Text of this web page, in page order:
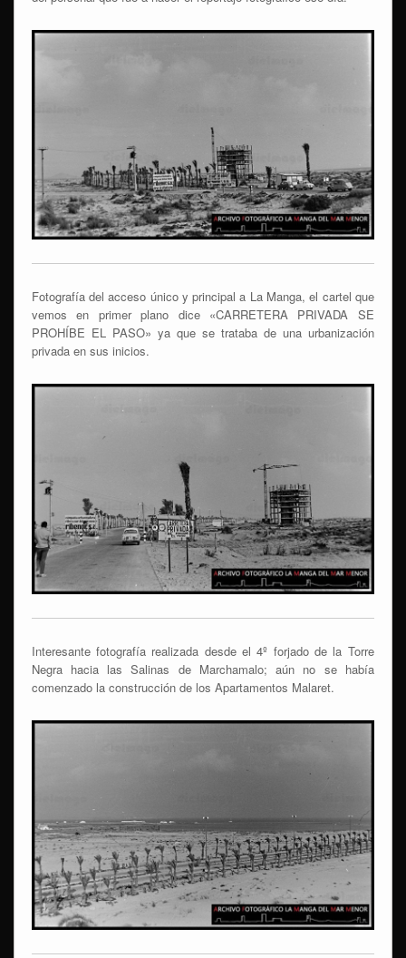
Fotografía del acceso único y principal a La Manga, el cartel que
vemos en primer plano dice «CARRETERA PRIVADA SE
PROHÍBE EL PASO» ya que se trataba de una urbanización
privada en sus inicios.
Interesante fotografía realizada desde el 4º forjado de la Torre
Negra hacia las Salinas de Marchamalo; aún no se había
comenzado la construcción de los Apartamentos Malaret.